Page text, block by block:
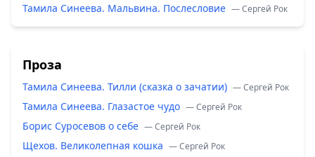
Тамила Синеева. Мальвина. Послесловие — Сергей Рок
Проза
Тамила Синеева. Тилли (сказка о зачатии) — Сергей Рок
Тамила Синеева. Глазастое чудо — Сергей Рок
Борис Суросевов о себе — Сергей Рок
Щехов. Великолепная кошка — Сергей Рок